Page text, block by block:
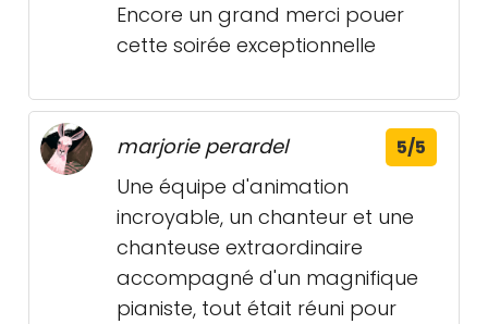
Encore un grand merci pouer
cette soirée exceptionnelle
marjorie perardel 5/5
Une équipe d'animation
incroyable, un chanteur et une
chanteuse extraordinaire
accompagné d'un magnifique
pianiste, tout était réuni pour